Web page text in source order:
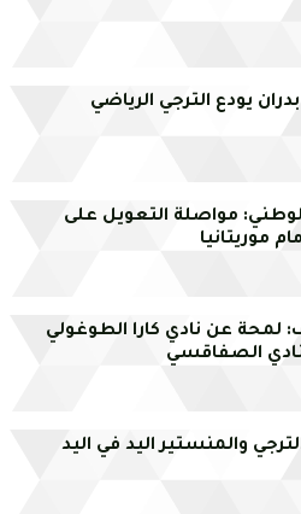
يودع الترجي الرياضي
مواصلة التعويل على
موريتانيا
لمحة عن نادي كارا الطوغولي
الصفاقسي